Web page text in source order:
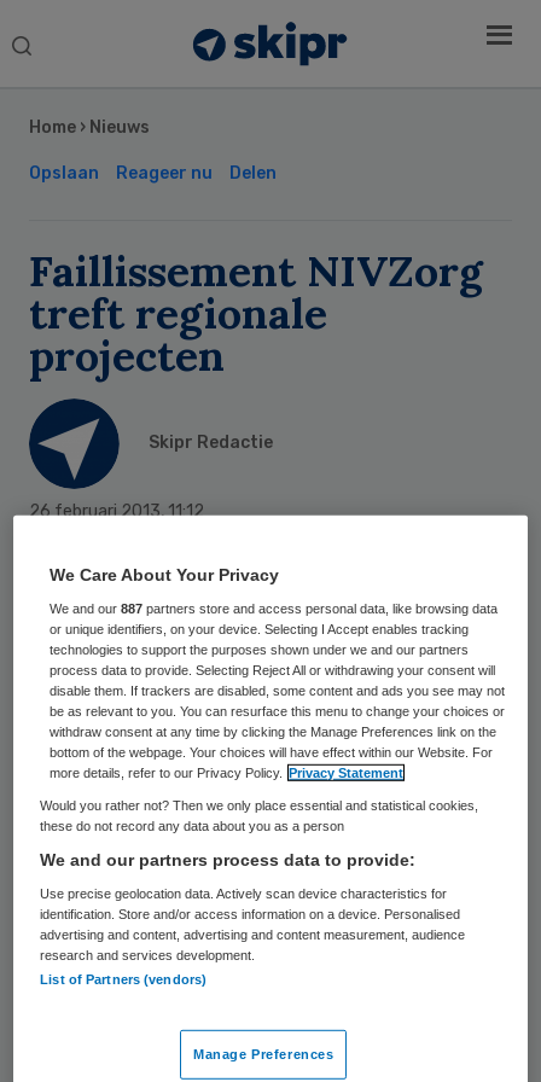
Search
Home › Nieuws
Opslaan Reageer nu Delen
Faillissement NIVZorg
treft regionale
projecten
Skipr Redactie
26 februari 2013,11:12
De rechtbank in Amsterdam heeft dinsdag
19 februari het faillissement uitgesproken
over NIVZorg. NIVZorg profileerde zich als
een facilitaire organisatie voor het centrale
beheer van eerstelijnszorgaanbod-
informatie voor en door zorgaanbieders.
Het faillissement vanNIVZorgheeft
rechtstreekse gevolgen voor
Verwijskompas.nl en de daaraan
gekoppelde, regionale projecten. Dat meldt
Caranscoop op haar website.
Sidebar
We Care About Your Privacy
We and our887 partners store and access personal data, like browsing data
or unique identifiers, on your device. Selecting I Accept enables tracking
technologies to support the purposes shown under we and our partners
process data to provide. Selecting Reject All or withdrawing your consent will
disable them. If trackers are disabled, some content and ads you see may not
be as relevant to you. You can resurface this menu to change your choices or
withdraw consent at any time by clicking the Manage Preferences link on the
bottom of the webpage. Your choices will have effect within our Website. For
more details, refer to our Privacy Policy.
Privacy Statement
Would you rather not? Then we only place essential and statistical cookies,
these do not record any data about you as a person
We and our partners process data to provide:
Use precise geolocation data. Actively scan device characteristics for
identification. Store and/or access information on a device. Personalised
advertising and content, advertising and content measurement, audience
research and services development.
List of Partners (vendors)
Manage Preferences